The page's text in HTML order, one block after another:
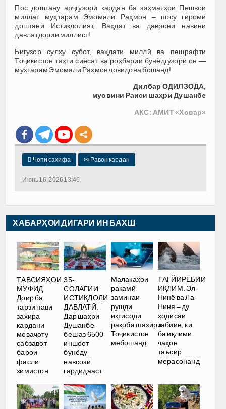
Пос доштану арҷгузорӣ кардан ба заҳматҳои Пешвои
миллат муҳтарам Эмомалӣ Раҳмон – посу гиромӣ
доштани Истиқлолият, Ваҳдат ва даврони навини
давлатдории миллист!
Бигузор сулҳу субот, ваҳдати миллӣ ва пешрафти
Тоҷикистон таҳти сиёсат ва роҳбарии бунёдгузори он —
муҳтарам Эмомалӣ Раҳмон ҷовидона бошанд!
Дилбар ОДИЛЗОДА,
муовини Раиси шаҳри Душанбе
АКС: АМИТ «Ховар»
 Чопи саҳифа ✉ Равон кардан
Июнь 16, 2026 13:46
ХАБАРҲОИ ДИГАРИ ИН БАХШ
ТАВСИЯҲОИ
МУФИД.
Доир ба
тарзи нави
захира
кардани
меваҷоту
сабзавот
барои
фасли
зимистон
35-
СОЛАГИИ
ИСТИҚЛОЛИ
ДАВЛАТӢ.
Дар шаҳри
Душанбе
беш аз 6500
иншоот
бунёду
навсозӣ
гардидааст
Малакаҳои
рақамӣ
заминаи
рушди
иқтисоди
рақобатпазири
Тоҷикистон
мебошанд
ТАҒЙИРЁБИИ
ИҚЛИМ. Эл-
Нинё ва Ла-
Ниня – ду
ҳодисаи
табиие, ки
ба иқлими
ҷаҳон
таъсир
мерасонанд